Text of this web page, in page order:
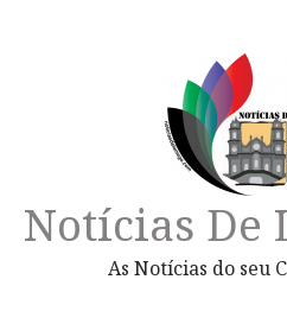
Notícias De
As Notícias do seu